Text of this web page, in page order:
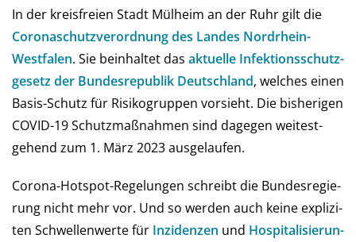
In der kreis­freien Stadt Mülheim an der Ruhr gilt die
Corona­schutz­ver­ord­nung des Landes Nord­rhein-
West­falen. Sie be­in­hal­tet das aktu­elle Infe­ktions­schutz­
ge­setz der Bun­des­re­pub­lik Deutsch­land, wel­ches einen
Basis-Schutz für Risi­ko­grup­pen vor­sieht. Die bis­he­ri­gen
COVID-19 Schutz­maß­nah­men sind da­ge­gen wei­test­
gehend zum 1. März 2023 ausgelaufen.
Corona-Hot­spot-Regelungen schreibt die Bun­des­re­gie­
rung nicht mehr vor. Und so wer­den auch keine ex­pli­zi­
ten Schwel­len­werte für Inzi­den­zen und Hos­pi­ta­li­sie­run­